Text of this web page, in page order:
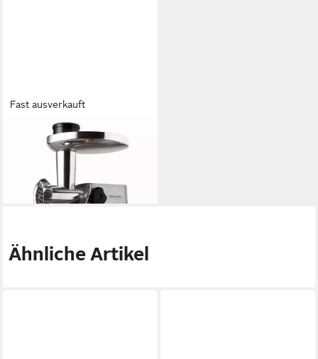
Fast ausverkauft
KENWOOD
Fleischwolf
mtl. in 12 Raten
lieferbar - in 3-4 Werktagen bei dir
Ähnliche Artikel